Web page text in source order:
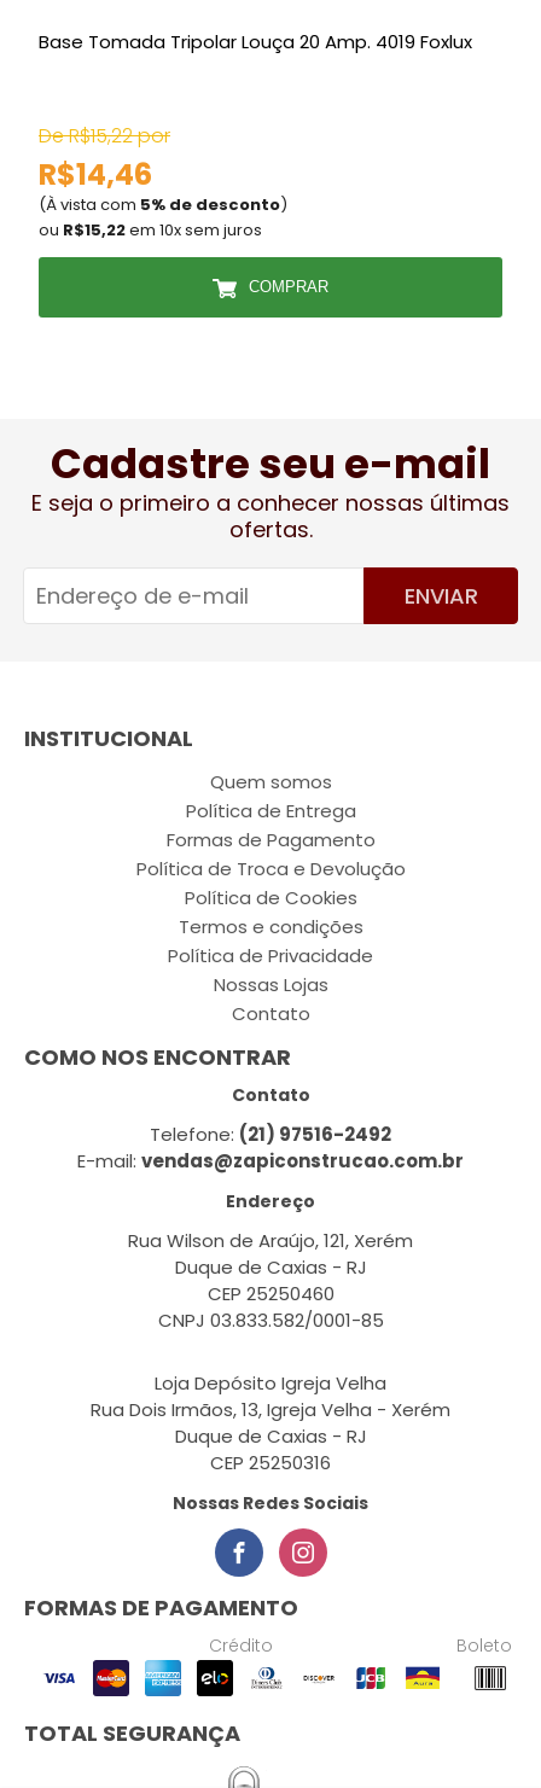
Base Tomada Tripolar Louça 20 Amp. 4019 Foxlux
De R$15,22 por
R$14,46
(À vista com 5% de desconto)
ou R$15,22em 10x sem juros
COMPRAR
Cadastre seu e-mail
E seja o primeiro a conhecer nossas últimas
ofertas.
ENVIAR
INSTITUCIONAL
Quem somos
Política de Entrega
Formas de Pagamento
Política de Troca e Devolução
Política de Cookies
Termos e condições
Política de Privacidade
Nossas Lojas
Contato
COMO NOS ENCONTRAR
Contato
Telefone: (21) 97516-2492
E-mail: vendas@zapiconstrucao.com.br
Endereço
Rua Wilson de Araújo, 121, Xerém
Duque de Caxias - RJ
CEP 25250460
CNPJ 03.833.582/0001-85
Loja Depósito Igreja Velha
Rua Dois Irmãos, 13, Igreja Velha - Xerém
Duque de Caxias - RJ
CEP 25250316
Nossas Redes Sociais
FORMAS DE PAGAMENTO
Crédito Boleto
TOTAL SEGURANÇA